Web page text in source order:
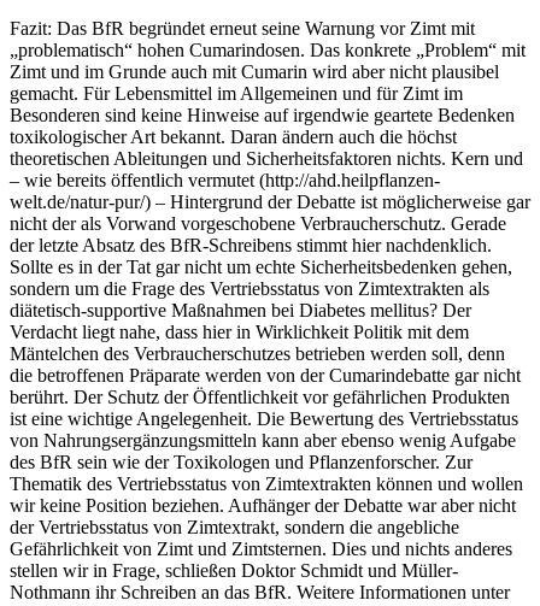
Fazit: Das BfR begründet erneut seine Warnung vor Zimt mit
„problematisch“ hohen Cumarindosen. Das konkrete „Problem“ mit
Zimt und im Grunde auch mit Cumarin wird aber nicht plausibel
gemacht. Für Lebensmittel im Allgemeinen und für Zimt im
Besonderen sind keine Hinweise auf irgendwie geartete Bedenken
toxikologischer Art bekannt. Daran ändern auch die höchst
theoretischen Ableitungen und Sicherheitsfaktoren nichts. Kern und
– wie bereits öffentlich vermutet (http://ahd.heilpflanzen-
welt.de/natur-pur/) – Hintergrund der Debatte ist möglicherweise gar
nicht der als Vorwand vorgeschobene Verbraucherschutz. Gerade
der letzte Absatz des BfR-Schreibens stimmt hier nachdenklich.
Sollte es in der Tat gar nicht um echte Sicherheitsbedenken gehen,
sondern um die Frage des Vertriebsstatus von Zimtextrakten als
diätetisch-supportive Maßnahmen bei Diabetes mellitus? Der
Verdacht liegt nahe, dass hier in Wirklichkeit Politik mit dem
Mäntelchen des Verbraucherschutzes betrieben werden soll, denn
die betroffenen Präparate werden von der Cumarindebatte gar nicht
berührt. Der Schutz der Öffentlichkeit vor gefährlichen Produkten
ist eine wichtige Angelegenheit. Die Bewertung des Vertriebsstatus
von Nahrungsergänzungsmitteln kann aber ebenso wenig Aufgabe
des BfR sein wie der Toxikologen und Pflanzenforscher. Zur
Thematik des Vertriebsstatus von Zimtextrakten können und wollen
wir keine Position beziehen. Aufhänger der Debatte war aber nicht
der Vertriebsstatus von Zimtextrakt, sondern die angebliche
Gefährlichkeit von Zimt und Zimtsternen. Dies und nichts anderes
stellen wir in Frage, schließen Doktor Schmidt und Müller-
Nothmann ihr Schreiben an das BfR. Weitere Informationen unter